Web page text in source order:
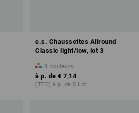
e.s. Chaussettes Allround
Classic light/low, lot 3
3 couleurs
à p. de € 7,14
(TTC) à p. de 5 Lot